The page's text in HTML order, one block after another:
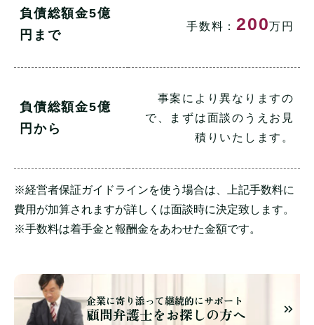
負債総額金5億
円まで
手数料：200万円
負債総額金5億
円から
事案により異なりますの
で、まずは面談のうえお見
積りいたします。
※経営者保証ガイドラインを使う場合は、上記手数料に
費用が加算されますが詳しくは面談時に決定致します。
※手数料は着手金と報酬金をあわせた金額です。
企業に寄り添って継続的にサポート
顧問弁護士をお探しの方へ